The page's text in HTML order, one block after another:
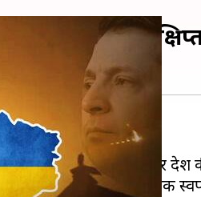
इसका
हैं।
कि वो अपनी आजादी और देश
नहीं है और उसके आधुनिक स्वरूप